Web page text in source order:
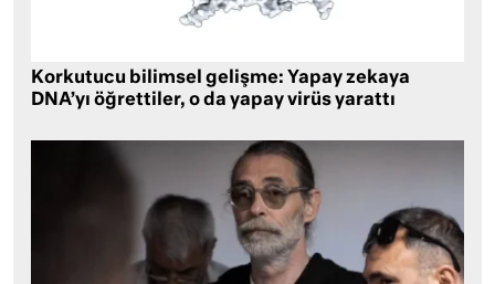
Korkutucu bilimsel gelişme: Yapay zekaya
DNA’yı öğrettiler, o da yapay virüs yarattı